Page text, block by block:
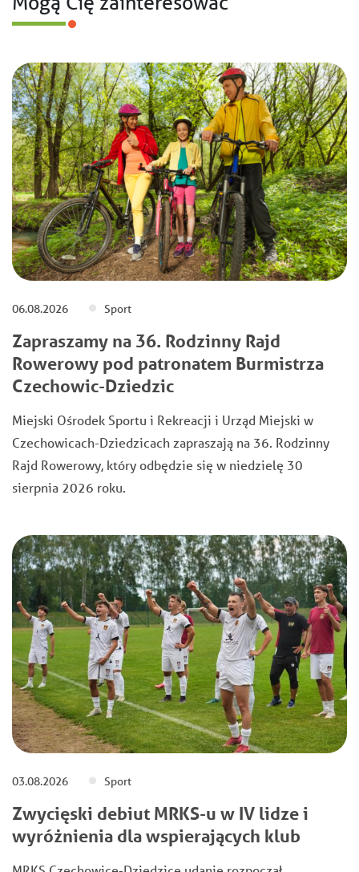
06.08.2026 Sport
Zapraszamy na 36. Rodzinny Rajd
Rowerowy pod patronatem Burmistrza
Czechowic-Dziedzic
Miejski Ośrodek Sportu i Rekreacji i Urząd Miejski w
Czechowicach-Dziedzicach zapraszają na 36. Rodzinny
Rajd Rowerowy, który odbędzie się w niedzielę 30
sierpnia 2026 roku.
03.08.2026 Sport
Zwycięski debiut MRKS-u w IV lidze i
wyróżnienia dla wspierających klub